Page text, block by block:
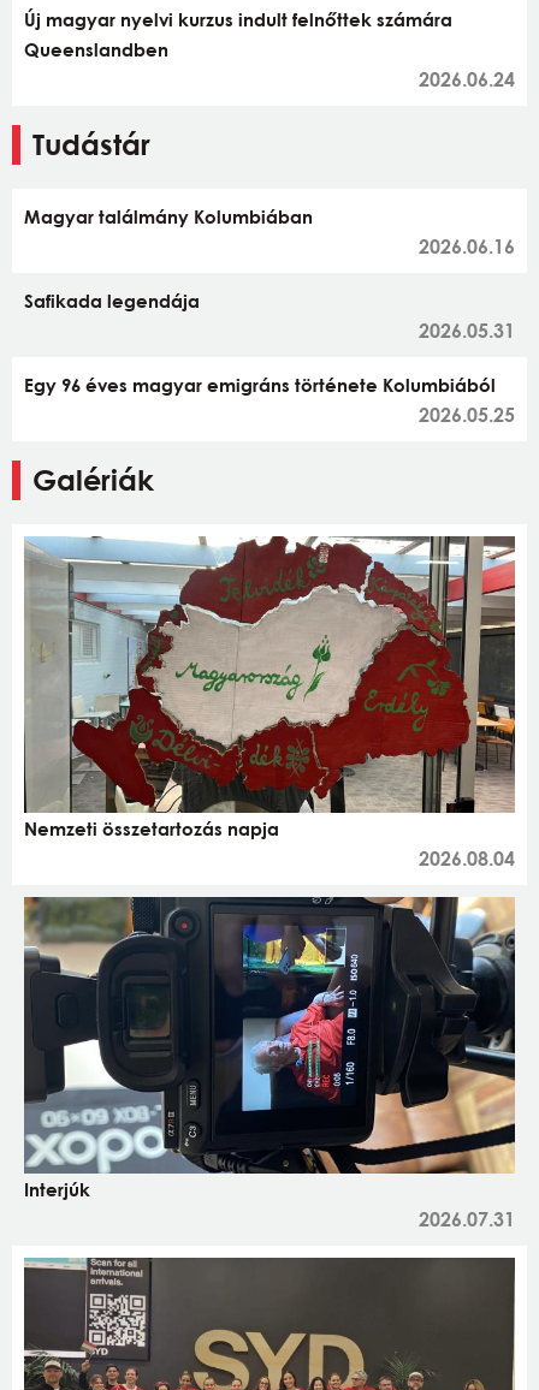
Új magyar nyelvi kurzus indult felnőttek számára
Queenslandben
2026.06.24
Tudástár
Magyar találmány Kolumbiában
2026.06.16
Safikada legendája
2026.05.31
Egy 96 éves magyar emigráns története Kolumbiából
2026.05.25
Galériák
Nemzeti összetartozás napja
2026.08.04
Interjúk
2026.07.31